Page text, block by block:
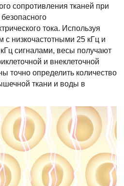
сопротивления тканей при
тока. Используя
с низкочастотными 25 кГц и
сигналами, весы получают
и внеклеточной
точно определить количество
ткани и воды в